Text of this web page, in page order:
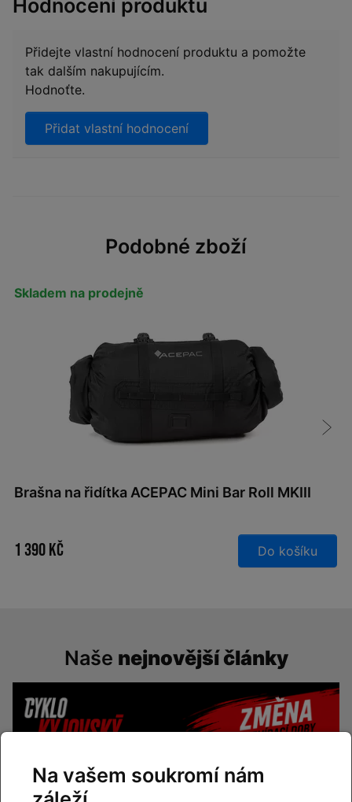
Hodnocení produktu
Přidejte vlastní hodnocení produktu a pomožte
tak dalším nakupujícím.
Hodnoťte.
Přidat vlastní hodnocení
Podobné zboží
Skladem na prodejně
Brašna na řidítka ACEPAC Mini Bar Roll MKIII
1 390 Kč Do košíku
Naše nejnovější články
Na vašem soukromí nám